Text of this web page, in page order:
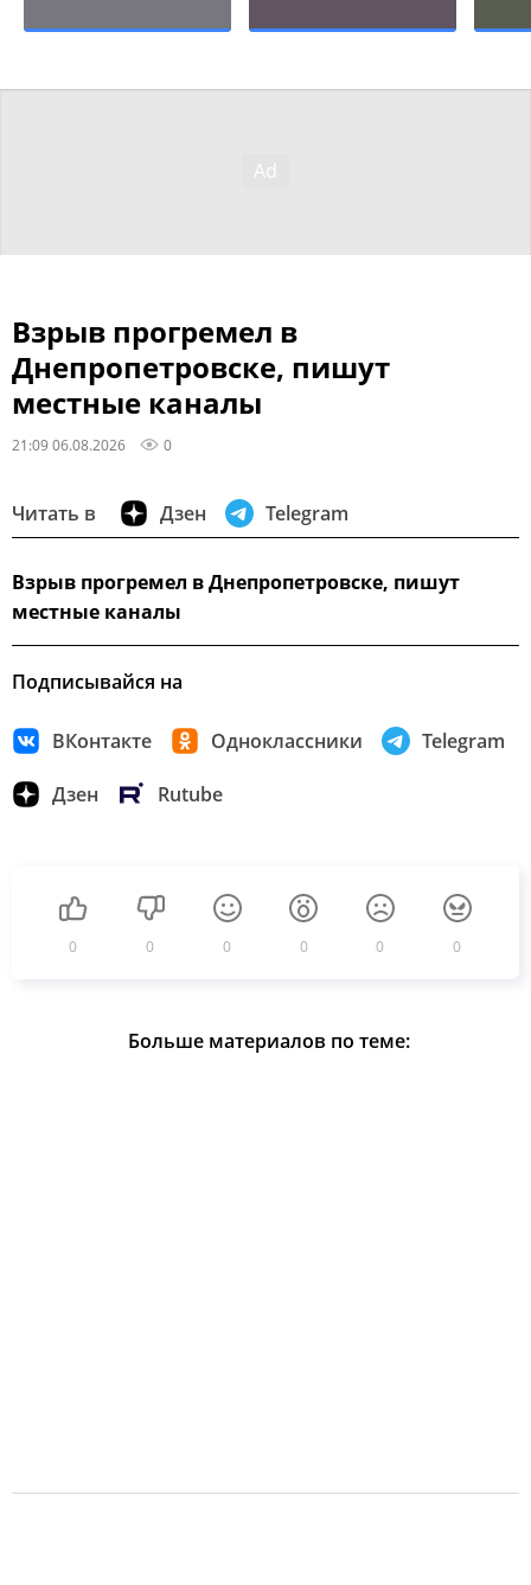
Взрыв прогремел в
Днепропетровске, пишут
местные каналы
21:09 06.08.2026 0
Читать в Дзен Telegram
Взрыв прогремел в Днепропетровске, пишут
местные каналы
Подписывайся на
ВКонтакте Одноклассники Telegram
Дзен Rutube
0 0 0 0 0 0
Больше материалов по теме: